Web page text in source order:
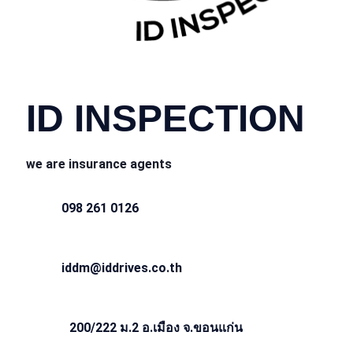
ID INSPECTION
we are insurance agents
098 261 0126
iddm@iddrives.co.th
200/222 ม.2 อ.เมือง จ.ขอนแก่น